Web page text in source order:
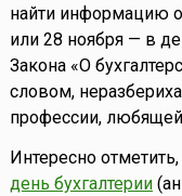
найти информацию
или 28 ноября — в
Закона «О
словом,
профессии, любящей
Интересно
день бухгалтерии